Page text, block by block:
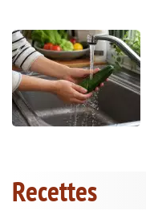
Recettes